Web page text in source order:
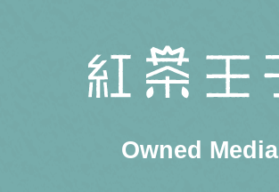
Owned Media